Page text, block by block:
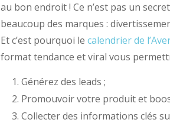
au bon endroit ! Ce n’est pas un
beaucoup des marques :
Et c’est pourquoi le calendrier de
format tendance et viral vous
Générez des leads ;
Promouvoir votre produit et
Collecter des informations clés